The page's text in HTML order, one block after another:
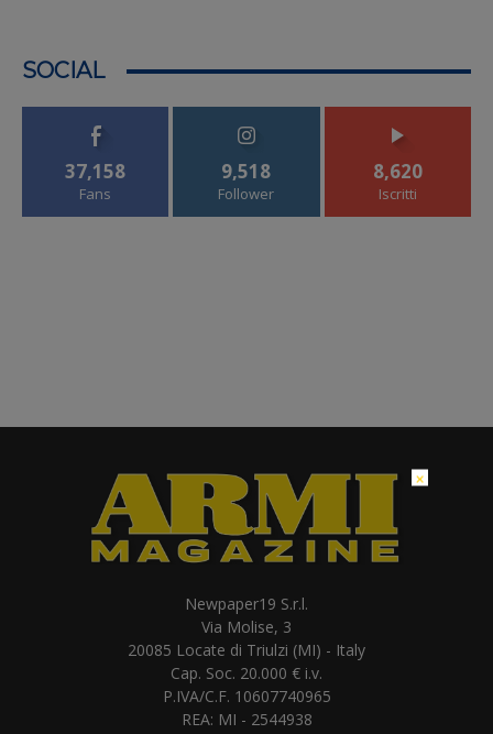
SOCIAL
37,158
Fans
9,518
Follower
8,620
Iscritti
Newpaper19 S.r.l.
Via Molise, 3
20085 Locate di Triulzi (MI) - Italy
Cap. Soc. 20.000 € i.v.
P.IVA/C.F. 10607740965
REA: MI - 2544938
×